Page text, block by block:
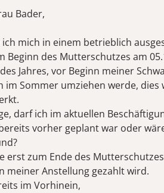
Bader,
mich in einem betrieblich
Beginn des Mutterschutzes am
Jahres, vor Beginn meiner
im Sommer umziehen werde,
darf ich im aktuellen
vorher geplant war oder
erst zum Ende des
meiner Anstellung gezahlt wird.
im Vorhinein,